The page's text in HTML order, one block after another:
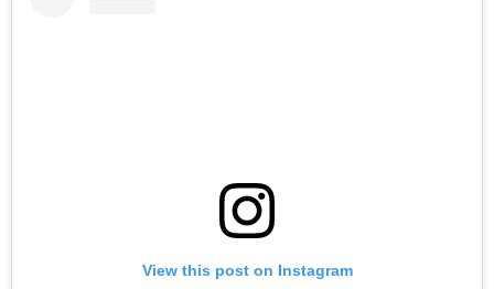
View this post on Instagram